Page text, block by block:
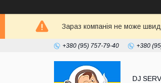
Зараз компанія не може
+380 (95) 757-79-40 +380
DJ